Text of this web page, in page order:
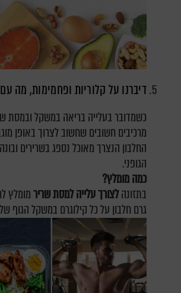
דיברנו על קלוריות ופחמימות, מה
כשמדובר בעלייה בריאה במשקל ובמסת
מרכיבים חשובים שחשוב לצרוך באופן
החלבון הנצרך מאוכל נספג בשרירים
הגופני.
כמה מומלץ?
בתזונהלצורך עלייה למסת שריר
גרם חלבון על כל קילוגרם במשקל הגוף